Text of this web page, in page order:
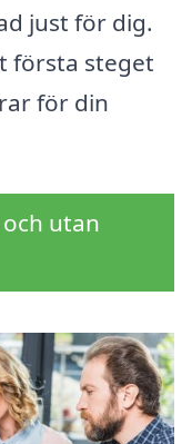
just för dig.
första steget
för din
utan